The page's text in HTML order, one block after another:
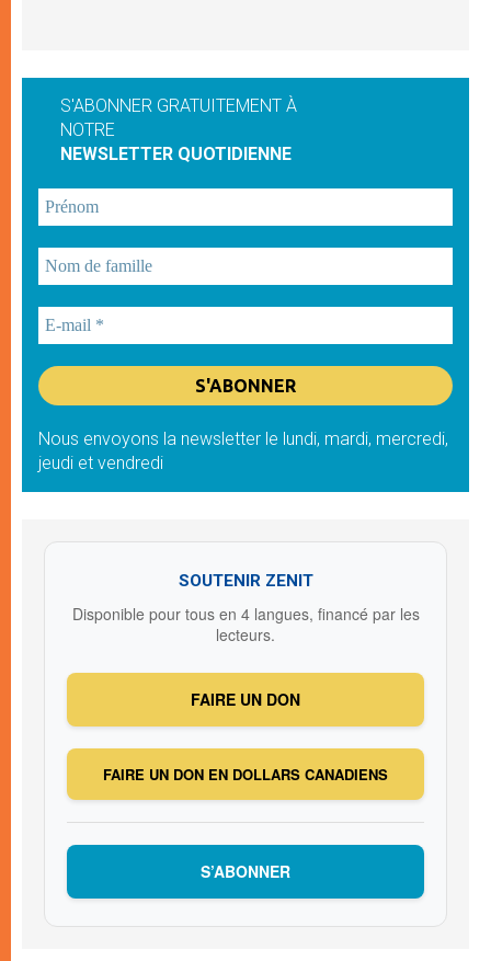
S'ABONNER GRATUITEMENT À
NOTRE
NEWSLETTER QUOTIDIENNE
Nous envoyons la newsletter le lundi, mardi, mercredi,
jeudi et vendredi
SOUTENIR ZENIT
Disponible pour tous en 4 langues, financé par les
lecteurs.
FAIRE UN DON
FAIRE UN DON EN DOLLARS CANADIENS
S’ABONNER